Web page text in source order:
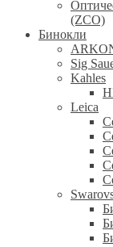
(ZCO)
Бинокли
Sig
Kahles
Leica